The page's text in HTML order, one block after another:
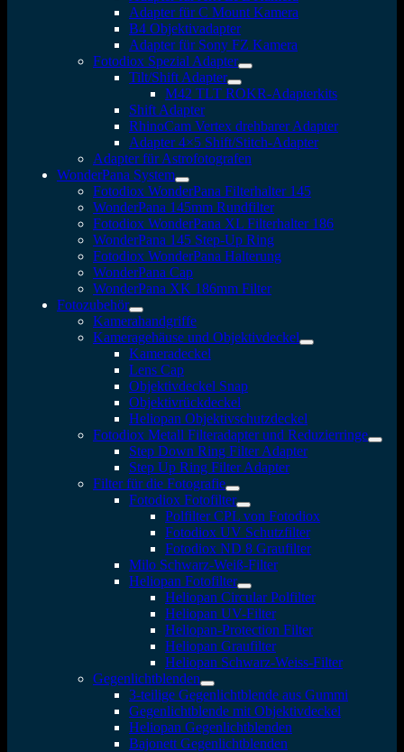
Adapter für C Mount Kamera
B4 Objektivadapter
Adapter für Sony FZ Kamera
Fotodiox Spezial Adapter
Tilt/Shift Adapter
M42 TLT ROKR-Adapterkits
Shift Adapter
RhinoCam Vertex drehbarer Adapter
Adapter 4×5 Shift/Stitch-Adapter
Adapter für Astrofotografen
WonderPana System
Fotodiox WonderPana Filterhalter 145
WonderPana 145mm Rundfilter
Fotodiox WonderPana XL Filterhalter 186
WonderPana 145 Step-Up Ring
Fotodiox WonderPana Halterung
WonderPana Cap
WonderPana XK 186mm Filter
Fotozubehör
Kamerahandgriffe
Kameragehäuse und Objektivdeckel
Kameradeckel
Lens Cap
Objektivdeckel Snap
Objektivrückdeckel
Heliopan Objektivschutzdeckel
Fotodiox Metall Filteradapter und Reduzierringe
Step Down Ring Filter Adapter
Step Up Ring Filter Adapter
Filter für die Fotografie
Fotodiox Fotofilter
Polfilter CPL von Fotodiox
Fotodiox UV Schutzfilter
Fotodiox ND 8 Graufilter
Milo Schwarz-Weiß-Filter
Heliopan Fotofilter
Heliopan Circular Polfilter
Heliopan UV-Filter
Heliopan-Protection Filter
Heliopan Graufilter
Heliopan Schwarz-Weiss-Filter
Gegenlichtblenden
3-teilige Gegenlichtblende aus Gummi
Gegenlichtblende mit Objektivdeckel
Heliopan Gegenlichtblenden
Bajonett Gegenlichtblenden